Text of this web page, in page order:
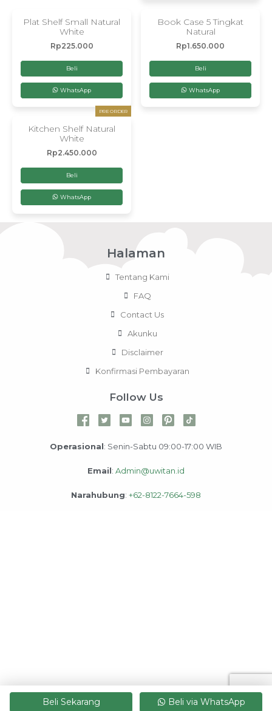
Plat Shelf Small Natural
White
Rp225.000
Beli
WhatsApp
Book Case 5 Tingkat
Natural
Rp1.650.000
Beli
WhatsApp
PRE ORDER
Kitchen Shelf Natural
White
Rp2.450.000
Beli
WhatsApp
Halaman
Tentang Kami
FAQ
Contact Us
Akunku
Disclaimer
Konfirmasi Pembayaran
Follow Us
Operasional: Senin-Sabtu 09:00-17:00 WIB
Email: Admin@uwitan.id
Narahubung: +62-8122-7664-598
Copyright © 2026 Uwitan | Powered by Team Uwitan
Beli Sekarang Beli via WhatsApp